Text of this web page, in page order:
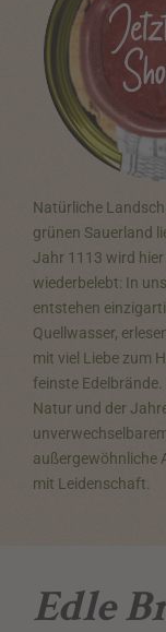
Natürliche
grünen Sauerland
Jahr 1113 wird
wiederbelebt: In
entstehen
Quellwasser,
mit viel Liebe zum
feinste
Natur und der
außergewöhnliche
mit Leidenschaft.
Edle